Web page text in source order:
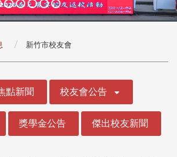
新竹市校友會
點新聞 校友會公告
獎學金公告 傑出校友新聞